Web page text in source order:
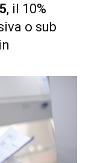
, il 10%
o sub